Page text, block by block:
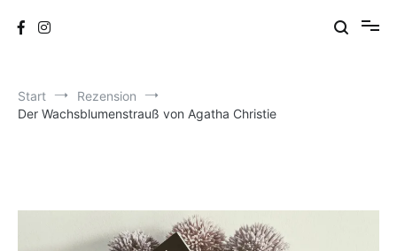
Start
Rezension
Der Wachsblumenstrauß von Agatha Christie